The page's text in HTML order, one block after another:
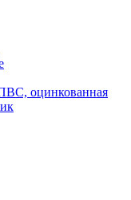
оцинкованная